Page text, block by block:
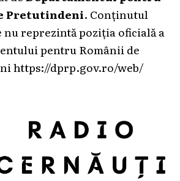
Pretutindeni. Conținutul
nu reprezintă poziția oficială a
pentru Românii de
https://dprp.gov.ro/web/